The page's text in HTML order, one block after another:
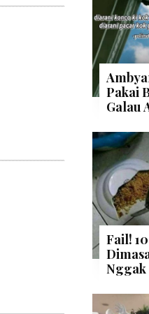
Pakai
Galau
Fail!
Nggak